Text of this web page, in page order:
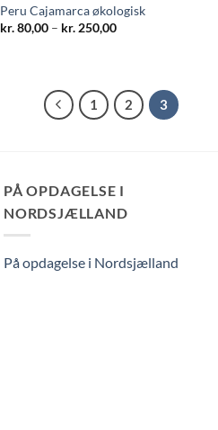
Peru Cajamarca økologisk
kr.80,00 – kr. 250,00Prisinterval:
1 2 3
PÅ OPDAGELSE I
NORDSJÆLLAND
På opdagelse i Nordsjælland